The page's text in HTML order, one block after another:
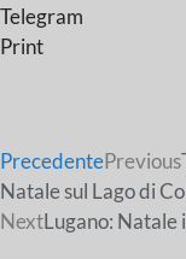
Telegram
Print
PrecedentePrevious
Natale sul Lago di
NextLugano: Natale